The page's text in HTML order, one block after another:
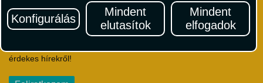
Konfigurálás
Mindent
elutasítok
Mindent
elfogadok
Hírlevél
Iratkozzon fel Magyarország egyik legszínesebb utazási
érdekes hírekről!